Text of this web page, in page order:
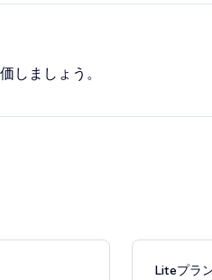
しましょう。
Liteプラ